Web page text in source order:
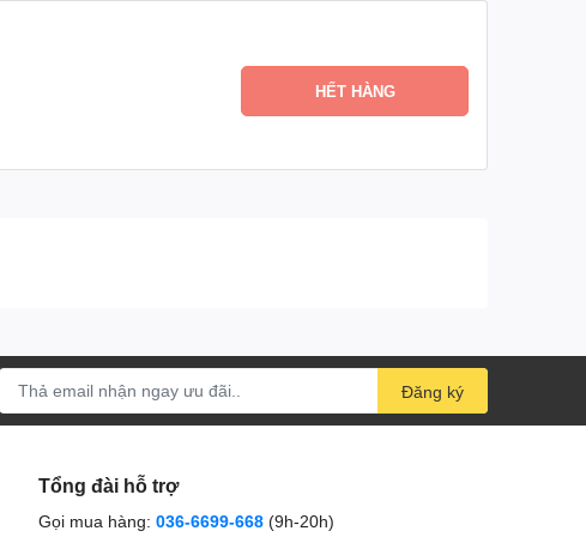
HẾT HÀNG
Đăng ký
Tổng đài hỗ trợ
Gọi mua hàng: 036-6699-668 (9h-20h)